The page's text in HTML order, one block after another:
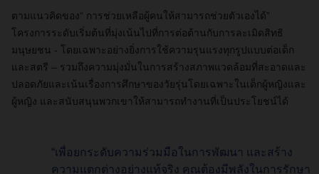
ตามแนวคิดของ“ การช่วยเหลือผู้คนให้สามารถช่วยตัวเองได้”
โครงการระดับเริ่มต้นที่มุ่งเน้นไปที่การต่อต้านกับการละเมิดสิทธิ
มนุษยชน - โดยเฉพาะอย่างยิ่งการใช้ความรุนแรงทุกรูปแบบต่อเด็ก
และสตรี – รวมถึงความมุ่งมั่นในการสร้างสภาพแวดล้อมที่สะอาดและ
ปลอดภัยและเน้นเรื่องการศึกษาของวัยรุ่นโดยเฉพาะในเด็กผู้หญิงและ
ผู้หญิง และสนับสนุนพวกเขาให้สามารถทำงานที่เป็นประโยชน์ได้
“เพื่อยกระดับความร่วมมือในการพัฒนา และสร้าง
ความแตกต่างอย่างแท้จริง คุณต้องมีพลังในการรักษา